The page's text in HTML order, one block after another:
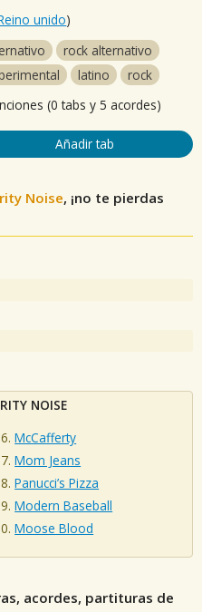
unido)
rock alternativo
latino
rock
(0 tabs y 5 acordes)
Añadir tab
Noise, ¡no te pierdas
NOISE
McCafferty
Mom Jeans
Panucci’s Pizza
Modern Baseball
Moose Blood
acordes, partituras de